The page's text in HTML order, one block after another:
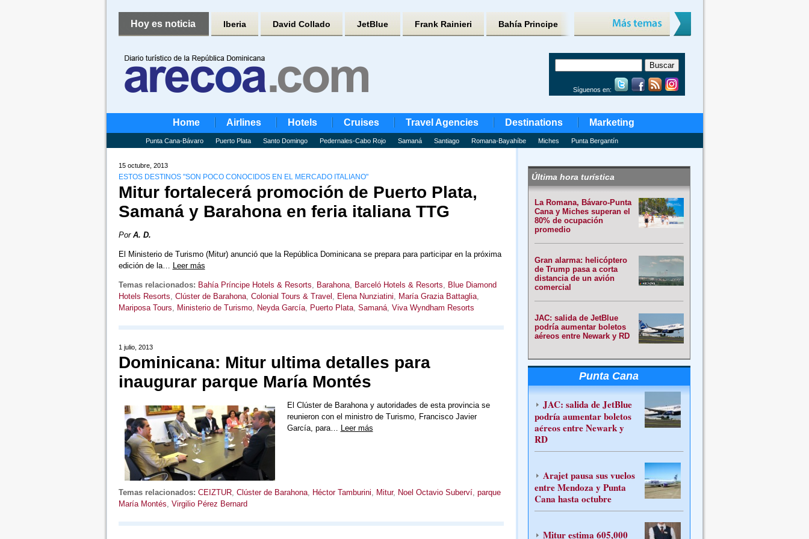
Hoy es noticia Iberia David Collado JetBlue Frank Rainieri Bahía Principe
Síguenos en:
Home Airlines Hotels Cruises Travel Agencies Destinations Marketing
Punta Cana-Bávaro Puerto Plata Santo Domingo Pedernales-Cabo Rojo Samaná Santiago Romana-Bayahíbe Miches Punta Bergantín
15 octubre, 2013
ESTOS DESTINOS "SON POCO CONOCIDOS EN EL MERCADO ITALIANO"
Mitur fortalecerá promoción de Puerto Plata,
Samaná y Barahona en feria italiana TTG
Por A. D.
El Ministerio de Turismo (Mitur) anunció que la República Dominicana se prepara para participar en la próxima
edición de la… Leer más
Temas relacionados: Bahía Príncipe Hotels & Resorts, Barahona, Barceló Hotels & Resorts, Blue Diamond
Hotels Resorts, Clúster de Barahona, Colonial Tours & Travel , Elena Nunziatini, María Grazia Battaglia,
Mariposa Tours, Ministerio de Turismo, Neyda García, Puerto Plata, Samaná, Viva Wyndham Resorts
1 julio, 2013
Dominicana: Mitur ultima detalles para
inaugurar parque María Montés
El Clúster de Barahona y autoridades de esta provincia se
reunieron con el ministro de Turismo, Francisco Javier
García, para… Leer más
Temas relacionados: CEIZTUR, Clúster de Barahona, Héctor Tamburini, Mitur, Noel Octavio Suberví, parque
María Montés, Virgilio Pérez Bernard
Última hora turística
La Romana, Bávaro-Punta
Cana y Miches superan el
80% de ocupación
promedio
Gran alarma: helicóptero
de Trump pasa a corta
distancia de un avión
comercial
JAC: salida de JetBlue
podría aumentar boletos
aéreos entre Newark y RD
Punta Cana
JAC: salida de JetBlue
podría aumentar boletos
aéreos entre Newark y
RD
Arajet pausa sus vuelos
entre Mendoza y Punta
Cana hasta octubre
Mitur estima 605,000